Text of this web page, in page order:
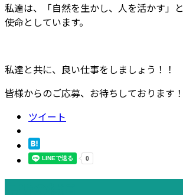
私達は、「自然を生かし、人を活かす」
使命としています。
私達と共に、良い仕事をしましょう！！
皆様からのご応募、お待ちしております！
ツイート